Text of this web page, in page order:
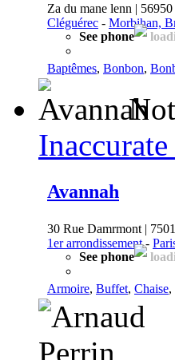
Za du mane lenn | 56950
Cléguérec - Morbihan,
See phone
Baptêmes, Bonbon,
Avannah
30 Rue Damrmont |
1er arrondissement-
See phone
Armoire, Buffet, Chaise,